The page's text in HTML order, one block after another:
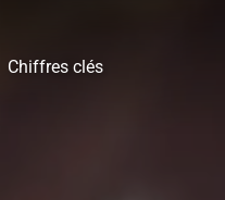
Chiffres clés